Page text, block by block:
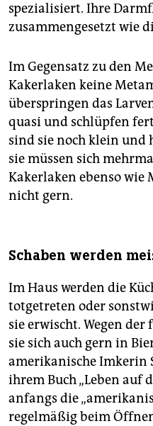
spezialisiert. Ihre
zusammengesetzt wie
Im Gegensatz zu den
Kakerlaken keine
überspringen das
quasi und schlüpfen
sind sie noch klein und
sie müssen sich
Kakerlaken ebenso wie
nicht gern.
Schaben werden
Im Haus werden die
totgetreten oder
sie erwischt. Wegen
sie sich auch gern in
amerikanische Imkerin
ihrem Buch „Leben auf
anfangs die
regelmäßig beim